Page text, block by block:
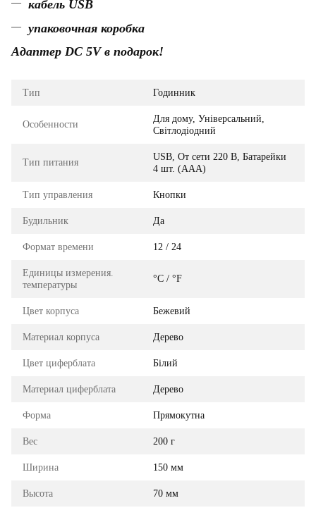
кабель USB
упаковочная коробка
Адаптер DC 5V в подарок!
Тип Годинник
Особенности
Для дому, Універсальний,
Світлодіодний
Тип питания
USB, От сети 220 В, Батарейки
4 шт. (AAA)
Тип управления Кнопки
Будильник Да
Формат времени 12 / 24
Единицы измерения.
температуры
°C / °F
Цвет корпуса Бежевий
Материал корпуса Дерево
Цвет циферблата Білий
Материал циферблата Дерево
Форма Прямокутна
Вес 200 г
Ширина 150 мм
Высота 70 мм